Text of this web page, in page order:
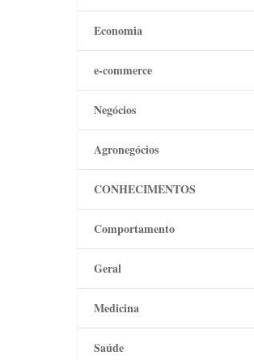
Economia
e-commerce
Negócios
Agronegócios
CONHECIMENTOS
Comportamento
Geral
Medicina
Saúde